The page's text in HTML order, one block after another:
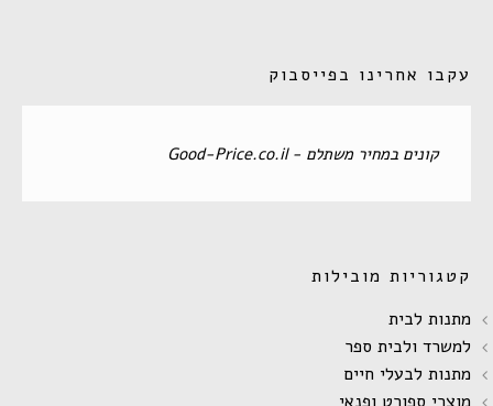
עקבו אחרינו בפייסבוק
‏קונים במחיר משתלם - Good-Price.co.il‏
קטגוריות מובילות
מתנות לבית
למשרד ולבית ספר
מתנות לבעלי חיים